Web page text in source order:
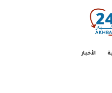
الأخبار